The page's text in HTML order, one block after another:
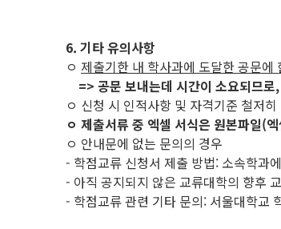
6. 기타 유의사항
ㅇ 제출기한 내 학사과에 도달한 공문에
=> 공문 보내는데 시간이 소요되므로
ㅇ 신청 시 인적사항 및 자격기준 철저히
ㅇ 제출서류 중 엑셀 서식은 원본파일(
ㅇ 안내문에 없는 문의의 경우
- 학점교류 신청서 제출 방법: 소속학과
- 아직 공지되지 않은 교류대학의 향후
- 학점교류 관련 기타 문의: 서울대학